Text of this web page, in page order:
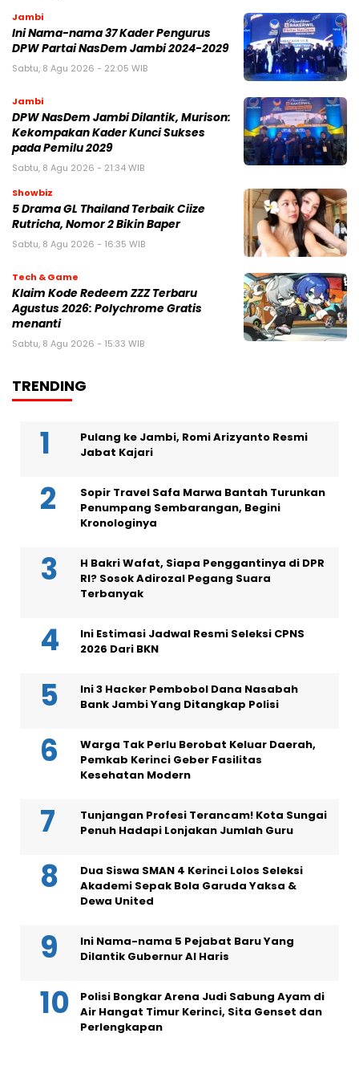
Jambi
Ini Nama-nama 37 Kader Pengurus
DPW Partai NasDem Jambi 2024-2029
Sabtu, 8 Agu 2026 - 22:05 WIB
Jambi
DPW NasDem Jambi Dilantik, Murison:
Kekompakan Kader Kunci Sukses
pada Pemilu 2029
Sabtu, 8 Agu 2026 - 21:34 WIB
Showbiz
5 Drama GL Thailand Terbaik Ciize
Rutricha, Nomor 2 Bikin Baper
Sabtu, 8 Agu 2026 - 16:35 WIB
Tech & Game
Klaim Kode Redeem ZZZ Terbaru
Agustus 2026: Polychrome Gratis
menanti
Sabtu, 8 Agu 2026 - 15:33 WIB
TRENDING
Pulang ke Jambi, Romi Arizyanto Resmi
Jabat Kajari
Sopir Travel Safa Marwa Bantah Turunkan
Penumpang Sembarangan, Begini
Kronologinya
H Bakri Wafat, Siapa Penggantinya di DPR
RI? Sosok Adirozal Pegang Suara
Terbanyak
Ini Estimasi Jadwal Resmi Seleksi CPNS
2026 Dari BKN
Ini 3 Hacker Pembobol Dana Nasabah
Bank Jambi Yang Ditangkap Polisi
Warga Tak Perlu Berobat Keluar Daerah,
Pemkab Kerinci Geber Fasilitas
Kesehatan Modern
Tunjangan Profesi Terancam! Kota Sungai
Penuh Hadapi Lonjakan Jumlah Guru
Dua Siswa SMAN 4 Kerinci Lolos Seleksi
Akademi Sepak Bola Garuda Yaksa &
Dewa United
Ini Nama-nama 5 Pejabat Baru Yang
Dilantik Gubernur Al Haris
Polisi Bongkar Arena Judi Sabung Ayam di
Air Hangat Timur Kerinci, Sita Genset dan
Perlengkapan